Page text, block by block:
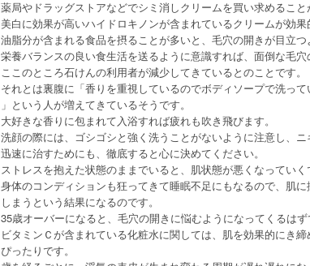
薬局やドラッグストアなどでシミ消しクリームを買い求めること
美白に効果が高いハイドロキノンが含まれているクリームが効果
油脂分が含まれる食品を摂ることが多いと、毛穴の開きが目立つ
栄養バランスの良い食生活を送るように意識すれば、面倒な毛穴
ここのところ石けんの利用者が減少してきているとのことです。
それとは裏腹に「香りを重視しているのでボディソープで洗って
」という人が増えてきているそうです。
大好きな香りに包まれて入浴すれば疲れも吹き飛びます。
洗顔の際には、ゴシゴシと強く洗うことがないように注意し、ニ
迅速に治すためにも、徹底すると心に決めてください。
ストレスを抱えた状態のままでいると、肌状態が悪くなっていく
身体のコンディションも狂ってきて睡眠不足にもなるので、肌
しまうという結果になるのです。
35歳オーバーになると、毛穴の開きに悩むようになってくるはず
ビタミンＣが含まれている化粧水に関しては、肌を効果的にき
ぴったりです。